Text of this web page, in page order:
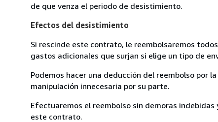
de que venza el periodo de desistimiento.
Efectos del desistimiento
Si rescinde este contrato, le reembolsaremos
gastos adicionales que surjan si elige un tipo de
Podemos hacer una deducción del reembolso por
manipulación innecesaria por su parte.
Efectuaremos el reembolso sin demoras
este contrato.